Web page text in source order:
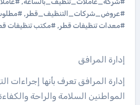
#عروض_شركات_التنظيف_قطر,
#معدات تنظيفات قطر, #مكتب تنظيفات
إدارة المرافق
إدارة المرافق تعرف بأنها إجراءات
المواطنين السلامة والراحة